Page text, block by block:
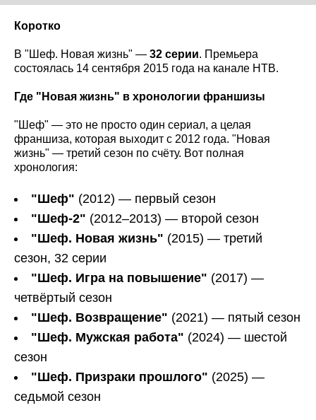
Коротко
В "Шеф. Новая жизнь" — 32 серии. Премьера
состоялась 14 сентября 2015 года на канале НТВ.
Где "Новая жизнь" в хронологии франшизы
"Шеф" — это не просто один сериал, а целая
франшиза, которая выходит с 2012 года. "Новая
жизнь" — третий сезон по счёту. Вот полная
хронология:
"Шеф" (2012) — первый сезон
"Шеф-2" (2012–2013) — второй сезон
"Шеф. Новая жизнь" (2015) — третий
сезон, 32 серии
"Шеф. Игра на повышение" (2017) —
четвёртый сезон
"Шеф. Возвращение" (2021) — пятый сезон
"Шеф. Мужская работа" (2024) — шестой
сезон
"Шеф. Призраки прошлого" (2025) —
седьмой сезон